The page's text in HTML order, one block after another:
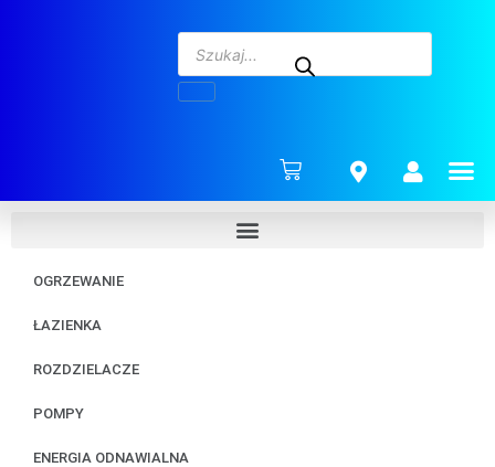
OGRZEWANIE
ŁAZIENKA
ROZDZIELACZE
POMPY
ENERGIA ODNAWIALNA